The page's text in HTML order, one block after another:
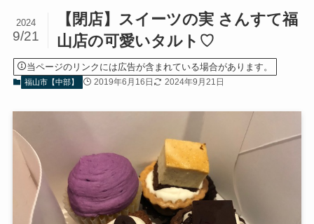
【閉店】スイーツの実 さんすて福
山店の可愛いタルト♡
2024
9/21
当ページのリンクには広告が含まれている場合があります。
福山市【中部】 2019年6月16日 2024年9月21日